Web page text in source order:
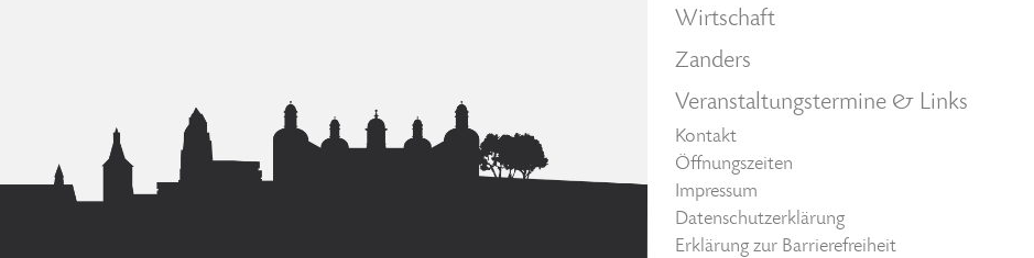
Wirtschaft
Zanders
Veranstaltungstermine & Links
Kontakt
Öffnungszeiten
Impressum
Datenschutzerklärung
Erklärung zur Barrierefreiheit